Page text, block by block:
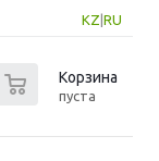
KZ RU
Корзина
пуста